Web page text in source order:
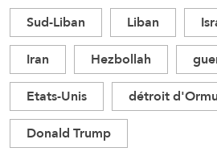
Sud-Liban Liban
Iran
Hezbollah
Etats-Unis
détroit
Donald Trump